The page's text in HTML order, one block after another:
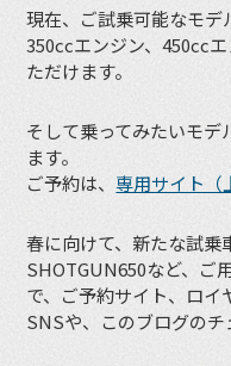
現在、ご試乗可能なモデ
350ccエンジン、450cc
ただけます。
そして乗ってみたいモデ
ます。
ご予約は、 専用サイト（
春に向けて、新たな試乗
SHOTGUN650など、ご
で、ご予約サイト、ロイ
SNSや、このブログの